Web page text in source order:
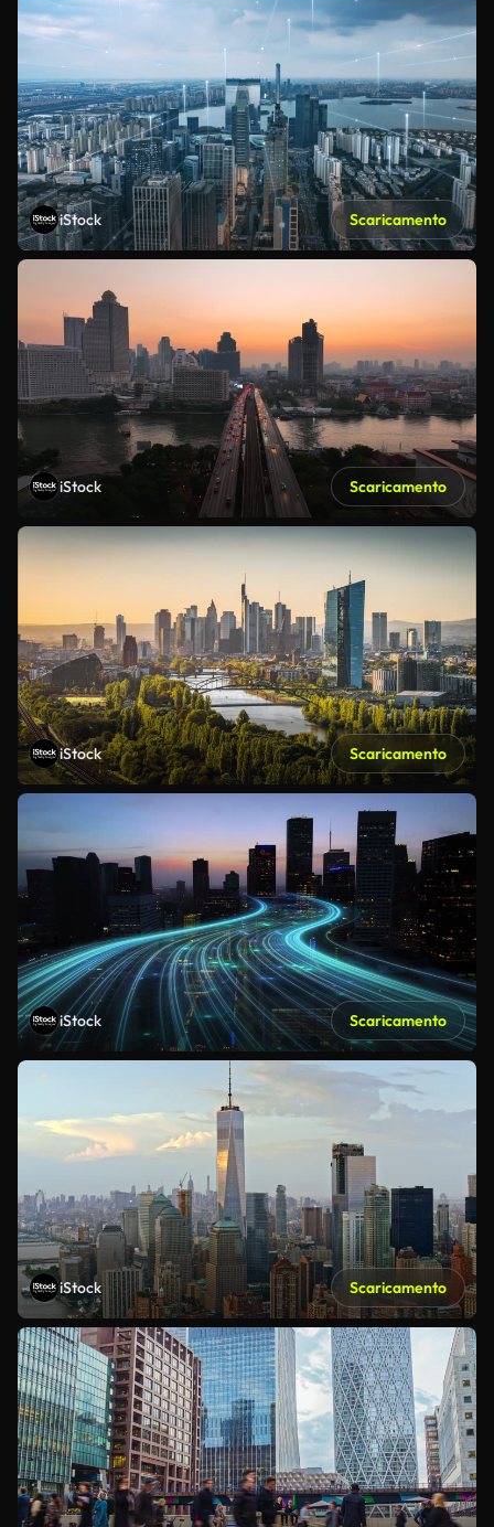
iStock Scaricamento
iStock Scaricamento
iStock Scaricamento
iStock Scaricamento
iStock Scaricamento